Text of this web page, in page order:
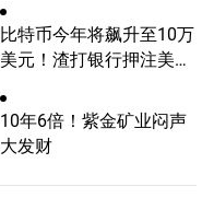
比特币今年将飙升至10万
美元！渣打银行押注美国
10年6倍！紫金矿业闷声
大发财